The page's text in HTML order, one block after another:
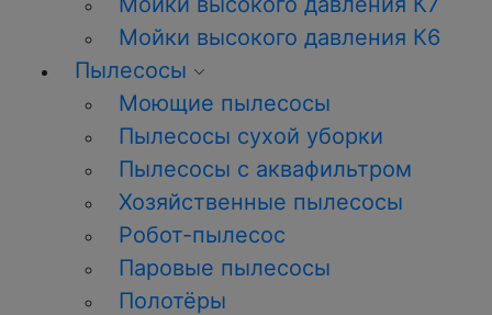
Мойки высокого давления К6
Пылесосы
Моющие пылесосы
Пылесосы сухой уборки
Пылесосы с аквафильтром
Хозяйственные пылесосы
Робот-пылесос
Паровые пылесосы
Полотёры